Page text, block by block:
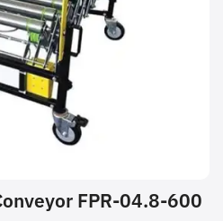
FPR-04.8-600